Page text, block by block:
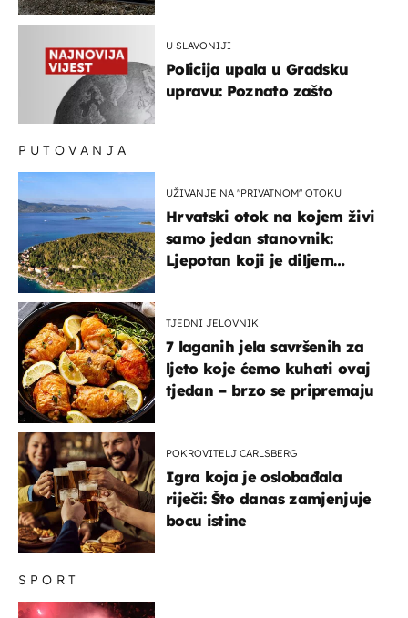
U SLAVONIJI
Policija upala u Gradsku
upravu: Poznato zašto
SPORT
PUTOVANJA
UŽIVANJE NA "PRIVATNOM" OTOKU
Hrvatski otok na kojem živi
samo jedan stanovnik:
Ljepotan koji je diljem
TJEDNI JELOVNIK
7 laganih jela savršenih za
ljeto koje ćemo kuhati ovaj
tjedan – brzo se pripremaju
POKROVITELJ CARLSBERG
Igra koja je oslobađala
riječi: Što danas zamjenjuje
bocu istine